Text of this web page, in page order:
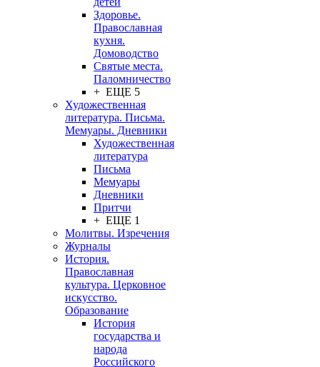
Здоровье.
Православная
кухня.
Домоводство
Святые места.
Паломничество
+ ЕЩЕ 5
Художественная
литература. Письма.
Мемуары. Дневники
Художественная
литература
Письма
Мемуары
Дневники
Притчи
+ ЕЩЕ 1
Молитвы. Изречения
Журналы
История.
Православная
культура. Церковное
искусство.
Образование
История
государства и
народа
Российского